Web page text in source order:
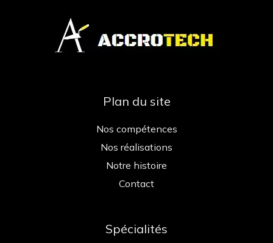
Plan du site
Nos compétences
Nos réalisations
Notre histoire
Contact
Spécialités